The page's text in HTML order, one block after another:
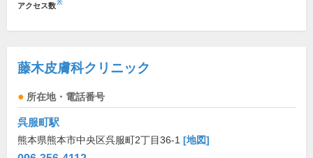
アクセス数※
藤木皮膚科クリニック
所在地・電話番号
呉服町駅
熊本県熊本市中央区呉服町2丁目36-1 [地図]